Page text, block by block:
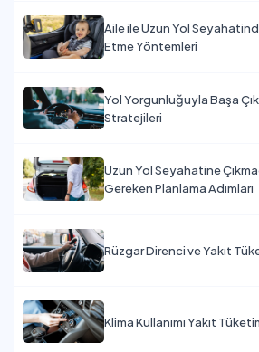
Aile ile Uzun Yol
Etme Yöntemleri
Yol Yorgunluğuyla Başa
Stratejileri
Uzun Yol Seyahatine
Gereken Planlama Adımları
Rüzgar Direnci ve Yakıt
Klima Kullanımı Yakıt